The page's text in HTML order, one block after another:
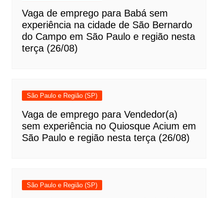
Vaga de emprego para Babá sem
experiência na cidade de São Bernardo
do Campo em São Paulo e região nesta
terça (26/08)
São Paulo e Região (SP)
Vaga de emprego para Vendedor(a)
sem experiência no Quiosque Acium em
São Paulo e região nesta terça (26/08)
São Paulo e Região (SP)